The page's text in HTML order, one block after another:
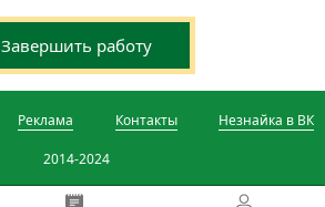
Завершить работу
Реклама Контакты Незнайка в ВК
2014-2024